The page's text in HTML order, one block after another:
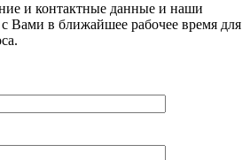
и контактные данные и наши
Вами в ближайшее рабочее время для